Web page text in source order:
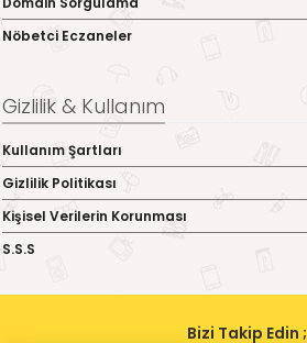
Nöbetci Eczaneler
Gizlilik & Kullanım
Kullanım Şartları
Gizlilik Politikası
Kişisel Verilerin Korunması
S.S.S
Bizi Takip Edin ;